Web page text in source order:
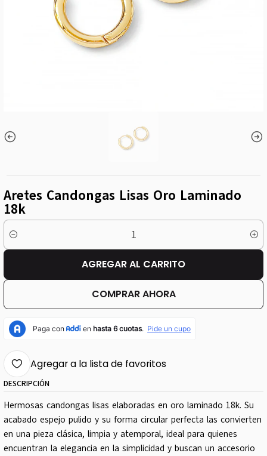
Aretes Candongas Lisas Oro Laminado
18k
Cantidad
AGREGAR AL CARRITO
COMPRAR AHORA
Agregar a la lista de favoritos
DESCRIPCIÓN
Hermosas candongas lisas elaboradas en oro laminado 18k. Su
acabado espejo pulido y su forma circular perfecta las convierten
en una pieza clásica, limpia y atemporal, ideal para quienes
encuentran la elegancia en la simplicidad y buscan un accesorio